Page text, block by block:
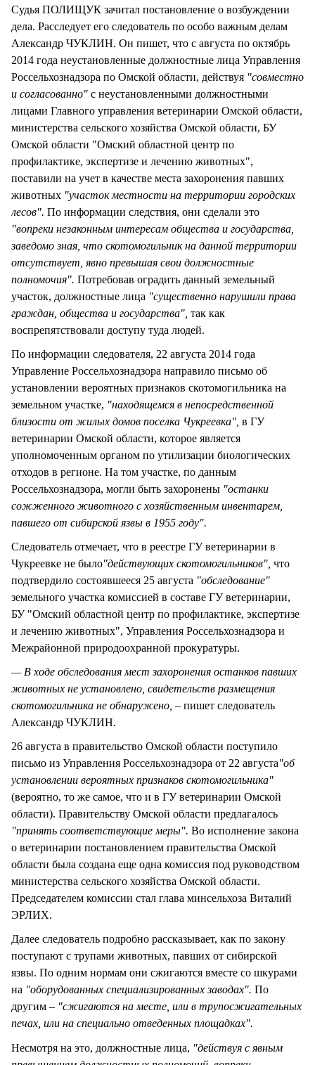
Судья ПОЛИЩУК зачитал постановление о возбуждении
дела. Расследует его следователь по особо важным делам
Александр ЧУКЛИН. Он пишет, что с августа по октябрь
2014 года неустановленные должностные лица Управления
Россельхознадзора по Омской области, действуя "совместно
и согласованно" с неустановленными должностными
лицами Главного управления ветеринарии Омской области,
министерства сельского хозяйства Омской области, БУ
Омской области "Омский областной центр по
профилактике, экспертизе и лечению животных",
поставили на учет в качестве места захоронения павших
животных "участок местности на территории городских
лесов". По информации следствия, они сделали это
"вопреки незаконным интересам общества и государства,
заведомо зная, что скотомогильник на данной территории
отсутствует, явно превышая свои должностные
полномочия". Потребовав оградить данный земельный
участок, должностные лица "существенно нарушили права
граждан, общества и государства", так как
воспрепятствовали доступу туда людей.
По информации следователя, 22 августа 2014 года
Управление Россельхознадзора направило письмо об
установлении вероятных признаков скотомогильника на
земельном участке, "находящемся в непосредственной
близости от жилых домов поселка Чукреевка", в ГУ
ветеринарии Омской области, которое является
уполномоченным органом по утилизации биологических
отходов в регионе. На том участке, по данным
Россельхознадзора, могли быть захоронены "останки
сожженного животного с хозяйственным инвентарем,
павшего от сибирской язвы в 1955 году".
Следователь отмечает, что в реестре ГУ ветеринарии в
Чукреевке не было"действующих скотомогильников", что
подтвердило состоявшееся 25 августа "обследование"
земельного участка комиссией в составе ГУ ветеринарии,
БУ "Омский областной центр по профилактике, экспертизе
и лечению животных", Управления Россельхознадзора и
Межрайонной природоохранной прокуратуры.
— В ходе обследования мест захоронения останков павших
животных не установлено, свидетельств размещения
скотомогильника не обнаружено, – пишет следователь
Александр ЧУКЛИН.
26 августа в правительство Омской области поступило
письмо из Управления Россельхознадзора от 22 августа"об
установлении вероятных признаков скотомогильника"
(вероятно, то же самое, что и в ГУ ветеринарии Омской
области). Правительству Омской области предлагалось
"принять соответствующие меры". Во исполнение закона
о ветеринарии постановлением правительства Омской
области была создана еще одна комиссия под руководством
министерства сельского хозяйства Омской области.
Председателем комиссии стал глава минсельхоза Виталий
ЭРЛИХ.
Далее следователь подробно рассказывает, как по закону
поступают с трупами животных, павших от сибирской
язвы. По одним нормам они сжигаются вместе со шкурами
на "оборудованных специализированных заводах". По
другим – "сжигаются на месте, или в трупосжигательных
печах, или на специально отведенных площадках".
Несмотря на это, должностные лица, "действуя с явным